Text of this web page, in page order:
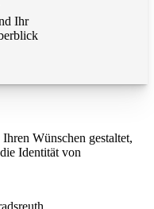
Ihr
Wünschen gestaltet,
Identität von